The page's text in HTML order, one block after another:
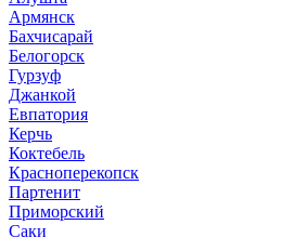
Армянск
Бахчисарай
Белогорск
Гурзуф
Джанкой
Евпатория
Керчь
Коктебель
Красноперекопск
Партенит
Приморский
Саки